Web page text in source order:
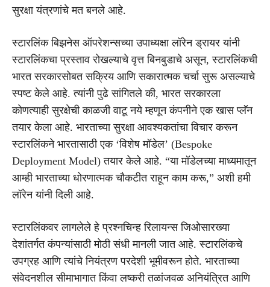
सुरक्षा यंत्रणांचे मत बनले आहे.
स्टारलिंक बिझनेस ऑपरेशन्सच्या उपाध्यक्षा लॉरेन ड्रायर यांनी
स्टारलिंकचा प्रस्ताव रोखल्याचे वृत्त बिनबुडाचे असून, स्टारलिंकची
भारत सरकारसोबत सक्रिय आणि सकारात्मक चर्चा सुरू असल्याचे
स्पष्ट केले आहे. त्यांनी पुढे सांगितले की, भारत सरकारला
कोणत्याही सुरक्षेची काळजी वाटू नये म्हणून कंपनीने एक खास प्लॅन
तयार केला आहे. भारताच्या सुरक्षा आवश्यकतांचा विचार करून
स्टारलिंकने भारतासाठी एक ‘विशेष मॉडेल’ (Bespoke
Deployment Model) तयार केले आहे. “या मॉडेलच्या माध्यमातून
आम्ही भारताच्या धोरणात्मक चौकटीत राहून काम करू,” अशी हमी
लॉरेन यांनी दिली आहे.
स्टारलिंकवर लागलेले हे प्रश्नचिन्ह रिलायन्स जिओसारख्या
देशांतर्गत कंपन्यांसाठी मोठी संधी मानली जात आहे. स्टारलिंकचे
उपग्रह आणि त्यांचे नियंत्रण परदेशी भूमीवरून होते. भारताच्या
संवेदनशील सीमाभागात किंवा लष्करी तळांजवळ अनियंत्रित आणि